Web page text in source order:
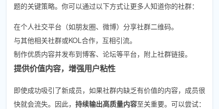
题的关键策略。你可以通过以下方式让更多人知道你的社群：
在个人社交平台（如朋友圈、微博）分享社群二维码。
与其他相关社群或KOL合作，互相引流。
制作优质内容并发布到博客、论坛等平台，附上社群链接。
提供价值内容，增强用户粘性
即使成功吸引了新成员，如果社群内缺乏有价值的内容，成员很
快就会流失。因此， 持续输出高质量内容至关重要。可以尝试：